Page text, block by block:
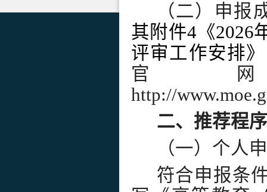
（二）申报
其附件4《2026
评审工作安排》
官
http://
二、推荐程序
（一）个人
符合申报条